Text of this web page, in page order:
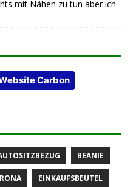
mit Nähen zu tun aber ich
Carbon
BEANIE
EINKAUFSBEUTEL